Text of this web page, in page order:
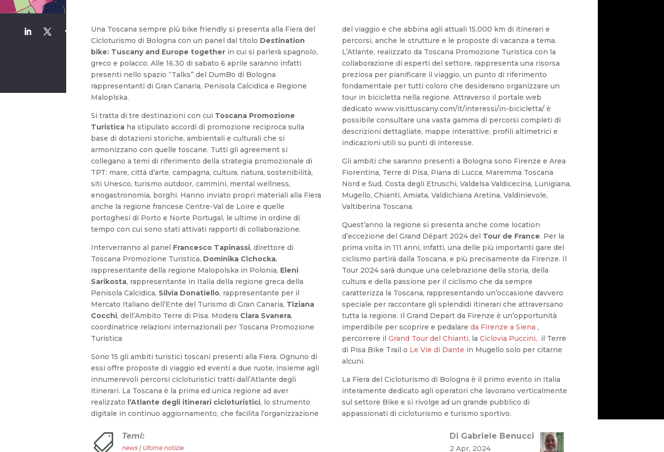
Una Toscana sempre più bike friendly si presenta alla Fiera del
Cicloturismo di Bologna con un panel dal titolo Destination
bike: Tuscany and Europe together in cui si parlerà spagnolo,
greco e polacco. Alle 16.30 di sabato 6 aprile saranno infatti
presenti nello spazio “Talks” del DumBo di Bologna
rappresentanti di Gran Canaria, Penisola Calcidica e Regione
Maloplska.
Si tratta di tre destinazioni con cui Toscana Promozione
Turistica ha stipulato accordi di promozione reciproca sulla
base di dotazioni storiche, ambientali e culturali che si
armonizzano con quelle toscane. Tutti gli agreement si
collegano a temi di riferimento della strategia promozionale di
TPT: mare, città d’arte, campagna, cultura, natura, sostenibilità,
siti Unesco, turismo outdoor, cammini, mental wellness,
enogastronomia, borghi. Hanno inviato propri materiali alla Fiera
anche la regione francese Centre-Val de Loire e quelle
portoghesi di Porto e Norte Portugal, le ultime in ordine di
tempo con cui sono stati attivati rapporti di collaborazione.
Interverranno al panel Francesco Tapinassi, direttore di
Toscana Promozione Turistica, Dominika Cichocka,
rappresentante della regione Malopolska in Polonia, Eleni
Sarikosta, rappresentante in Italia della regione greca della
Penisola Calcidica, Silvia Donatiello, rappresentante per il
Mercato Italiano dell’Ente del Turismo di Gran Canaria, Tiziana
Cocchi, dell’Ambito Terre di Pisa. Modera Clara Svanera,
coordinatrice relazioni internazionali per Toscana Promozione
Turistica
Sono 15 gli ambiti turistici toscani presenti alla Fiera. Ognuno di
essi offre proposte di viaggio ed eventi a due ruote, insieme agli
innumerevoli percorsi cicloturistici tratti dall’Atlante degli
itinerari. La Toscana è la prima ed unica regione ad aver
realizzato l’Atlante degli itinerari cicloturistici, lo strumento
digitale in continuo aggiornamento, che facilita l’organizzazione
del viaggio e che abbina agli attuali 15.000 km di itinerari e
percorsi, anche le strutture e le proposte di vacanza a tema.
L’Atlante, realizzato da Toscana Promozione Turistica con la
collaborazione di esperti del settore, rappresenta una risorsa
preziosa per pianificare il viaggio, un punto di riferimento
fondamentale per tutti coloro che desiderano organizzare un
tour in bicicletta nella regione. Attraverso il portale web
dedicato www.visittuscany.com/it/interessi/in-bicicletta/ è
possibile consultare una vasta gamma di percorsi completi di
descrizioni dettagliate, mappe interattive, profili altimetrici e
indicazioni utili su punti di interesse.
Gli ambiti che saranno presenti a Bologna sono Firenze e Area
Fiorentina, Terre di Pisa, Piana di Lucca, Maremma Toscana
Nord e Sud, Costa degli Etruschi, Valdelsa Valdicecina, Lunigiana,
Mugello, Chianti, Amiata, Valdichiana Aretina, Valdinievole,
Valtiberina Toscana.
Quest’anno la regione si presenta anche come location
d’eccezione del Grand Départ 2024 del Tour de France. Per la
prima volta in 111 anni, infatti, una delle più importanti gare del
ciclismo partirà dalla Toscana, e più precisamente da Firenze. Il
Tour 2024 sarà dunque una celebrazione della storia, della
cultura e della passione per il ciclismo che da sempre
caratterizza la Toscana, rappresentando un’occasione davvero
speciale per raccontare gli splendidi itinerari che attraversano
tutta la regione. Il Grand Depart da Firenze è un’opportunità
imperdibile per scoprire e pedalare da Firenze a Siena ,
percorrere il Grand Tour del Chianti, la Ciclovia Puccini, il Terre
di Pisa Bike Trail o Le Vie di Dante in Mugello solo per citarne
alcuni.
La Fiera del Cicloturismo di Bologna è il primo evento in Italia
interamente dedicato agli operatori che lavorano verticalmente
sul settore Bike e si rivolge ad un grande pubblico di
appassionati di cicloturismo e turismo sportivo.
 Temi:
news | Ultime notizie
Di Gabriele Benucci
2 Apr, 2024